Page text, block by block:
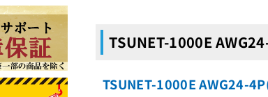
TSUNET-1000E
TSUNET-1000E AWG24-